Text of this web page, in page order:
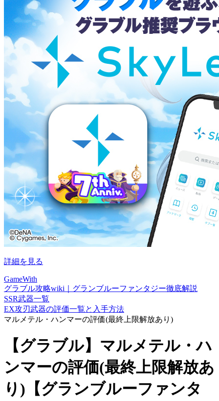
詳細を見る
GameWith
グラブル攻略wiki｜グランブルーファンタジー徹底解説
SSR武器一覧
EX攻刃武器の評価一覧と入手方法
マルメテル・ハンマーの評価(最終上限解放あり)
【グラブル】マルメテル・ハ
ンマーの評価(最終上限解放あ
り)【グランブルーファンタ